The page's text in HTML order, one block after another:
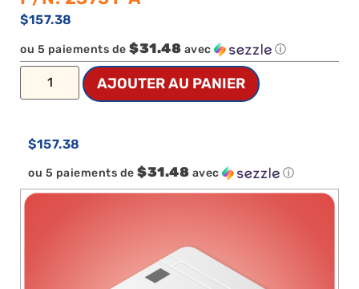
$157.38
ou 5 paiements de $31.48 avec ⓘ
AJOUTER AU PANIER
$157.38
ou 5 paiements de $31.48 avec ⓘ